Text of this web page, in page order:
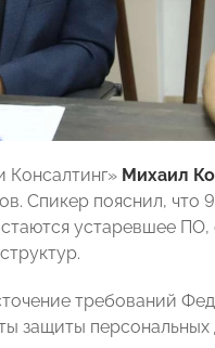
Михаил
Спикер пояснил, что
устаревшее
требований
защиты